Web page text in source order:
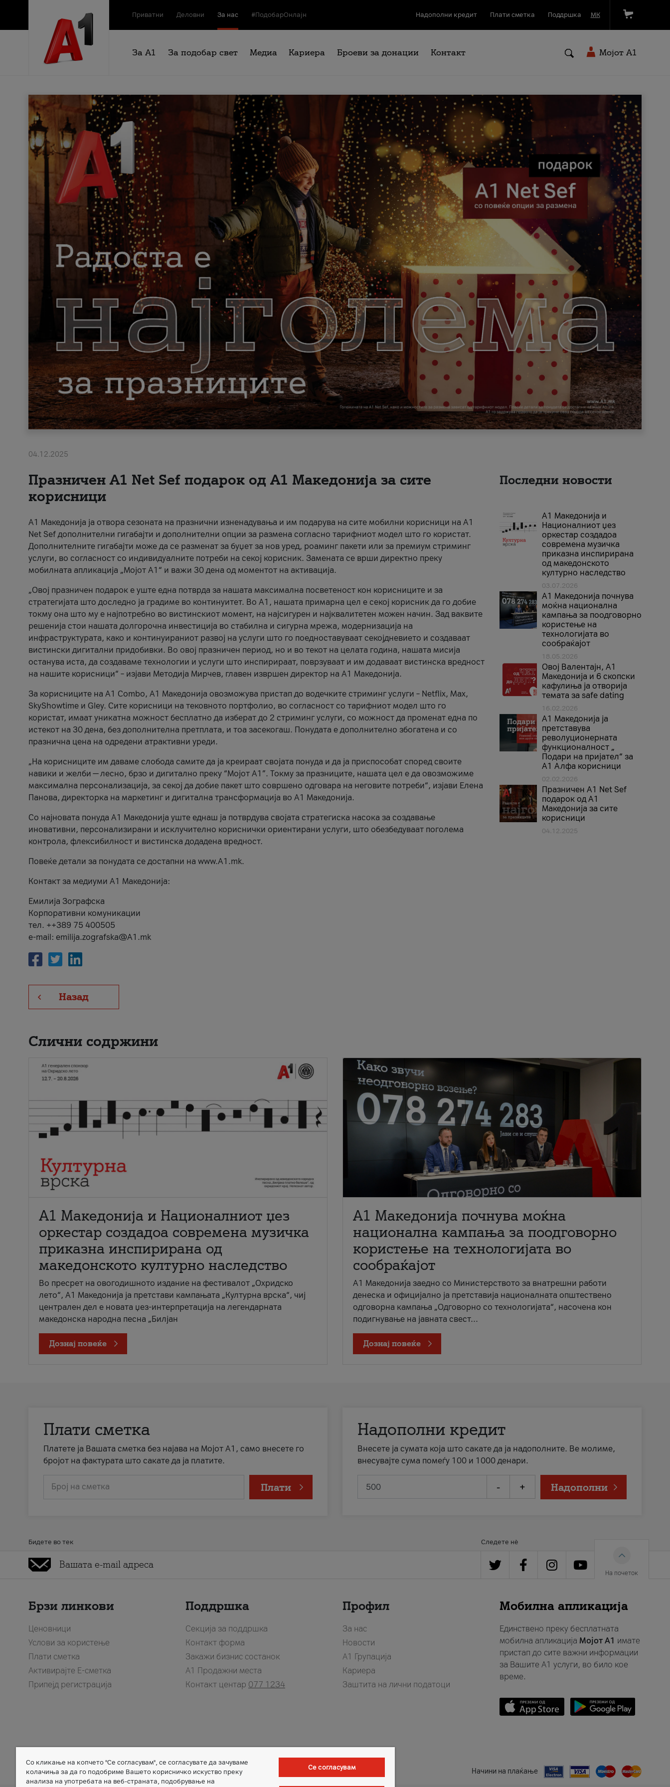
Приватни Деловни За нас #ПодобарОнлајн Надополни кредит Плати сметка Поддршка МК
За А1 За подобар свет Медиа Кариера Броеви за донации Контакт Мојот A1
04.12.2025
Празничен A1 Net Sеf подарок од А1 Македонија за сите
корисници
А1 Македонија ја отвора сезоната на празнични изненадувања и им подарува на сите мобилни корисници на A1
Net Sef дополнителни гигабајти и дополнителни опции за размена согласно тарифниот модел што го користат.
Дополнителните гигабајти може да се разменат за буџет за нов уред, роаминг пакети или за премиум стриминг
услуги, во согласност со индивидуалните потреби на секој корисник. Замената се врши директно преку
мобилната апликација „Мојот А1“ и важи 30 дена од моментот на активација.
„Овој празничен подарок е уште една потврда за нашата максимална посветеност кон корисниците и за
стратегијата што доследно ја градиме во континуитет. Во А1, нашата примарна цел е секој корисник да го добие
токму она што му е најпотребно во вистинскиот момент, на најсигурен и најквалитетен можен начин. Зад ваквите
решенија стои нашата долгорочна инвестиција во стабилна и сигурна мрежа, модернизација на
инфраструктурата, како и континуираниот развој на услуги што го поедноставуваат секојдневието и создаваат
вистински дигитални придобивки. Во овој празничен период, но и во текот на целата година, нашата мисија
останува иста, да создаваме технологии и услуги што инспирираат, поврзуваат и им додаваат вистинска вредност
на нашите корисници“ – изјави Методија Мирчев, главен извршен директор на А1 Македонија.
За корисниците на A1 Combo, А1 Македонија овозможува пристап до водечките стриминг услуги – Netflix, Max,
SkyShowtime и Gley. Сите корисници на тековното портфолио, во согласност со тарифниот модел што го
користат, имаат уникатна можност бесплатно да изберат до 2 стриминг услуги, со можност да променат една по
истекот на 30 дена, без дополнителна претплата, и тоа засекогаш. Понудата е дополнително збогатена и со
празнична цена на одредени атрактивни уреди.
„На корисниците им даваме слобода самите да ја креираат својата понуда и да ја приспособат според своите
навики и желби — лесно, брзо и дигитално преку “Мојот А1”. Токму за празниците, нашата цел е да овозможиме
максимална персонализација, за секој да добие пакет што совршено одговара на неговите потреби“, изјави Елена
Панова, директорка на маркетинг и дигитална трансформација во А1 Македонија.
Со најновата понуда А1 Македонија уште еднаш ја потврдува својата стратегиска насока за создавање
иновативни, персонализирани и исклучително кориснички ориентирани услуги, што обезбедуваат поголема
контрола, флексибилност и вистинска додадена вредност.
Повеќе детали за понудата се достапни на www.А1.mk.
Контакт за медиуми А1 Македонија:
Емилија Зографска
Корпоративни комуникации
тел. ++389 75 400505
e-mail: emilija.zografska@A1.mk
Назад
Последни новости
А1 Македонија и
Националниот џез
оркестар создадоа
современа музичка
приказна инспирирана
од македонското
културно наследство
03.07.2026
A1 Македонија почнува
моќна национална
кампања за поодговорно
користење на
технологијата во
сообраќајот
18.05.2026
Овој Валентајн, A1
Македонија и 6 скопски
кафулиња ја отворија
темата за safe dating
16.02.2026
А1 Македонија ја
претставува
револуционерната
функционалност „
Подари на пријател“ за
А1 Алфа корисници
02.02.2026
Празничен A1 Net Sеf
подарок од А1
Македонија за сите
корисници
04.12.2025
Слични содржини
А1 Македонија и Националниот џез
оркестар создадоа современа музичка
приказна инспирирана од
македонското културно наследство
Во пресрет на овогодишното издание на фестивалот „Охридско
лето“, А1 Македонија ја претстави кампањата „Културна врска“, чиј
централен дел е новата џез-интерпретација на легендарната
македонска народна песна „Билјан
Дознај повеќе
A1 Македонија почнува моќна
национална кампања за поодговорно
користење на технологијата во
сообраќајот
A1 Македонија заедно со Министерството за внатрешни работи
денеска и официјално ја претставија националната општествено
одговорна кампања „Одговорно со технологијата“, насочена кон
подигнување на јавната свест...
Дознај повеќе
Плати сметка
Платете ја Вашата сметка без најава на Мојот А1, само внесете го
бројот на фактурата што сакате да ја платите.
Број на сметка Плати
Надополни кредит
Внесете ја сумата која што сакате да ја надополните. Ве молиме,
внесувајте сума помеѓу 100 и 1000 денари.
- + Надополни
Бидете во тек Следете нè
На почеток
Брзи линкови
Ценовници
Услови за користење
Плати сметка
Активирајте Е-сметка
Припејд регистрација
Поддршка
Секција за поддршка
Контакт форма
Закажи бизнис состанок
A1 Продажни места
Контакт центар 077 1234
Профил
За нас
Новости
А1 Групација
Кариера
Заштита на лични податоци
Мобилна апликација
Единствено преку бесплатната
мобилна апликација Мојот A1 имате
пристап до сите важни информации
за Вашите A1 услуги, во било кое
време.
Member of Начини на плаќање
Со кликање на копчето "Се согласувам", се согласувате да зачуваме
колачиња за да го подобриме Вашето корисничко искуство преку
анализа на употребата на веб-страната, подобрување на
Се согласувам